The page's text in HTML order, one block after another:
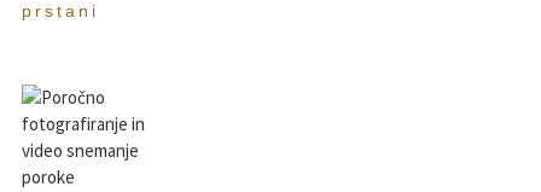
prstani